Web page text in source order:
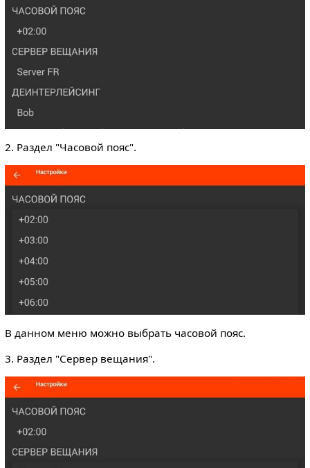
2. Раздел "Часовой пояс".
В данном меню можно выбрать часовой пояс.
3. Раздел "Сервер вещания".